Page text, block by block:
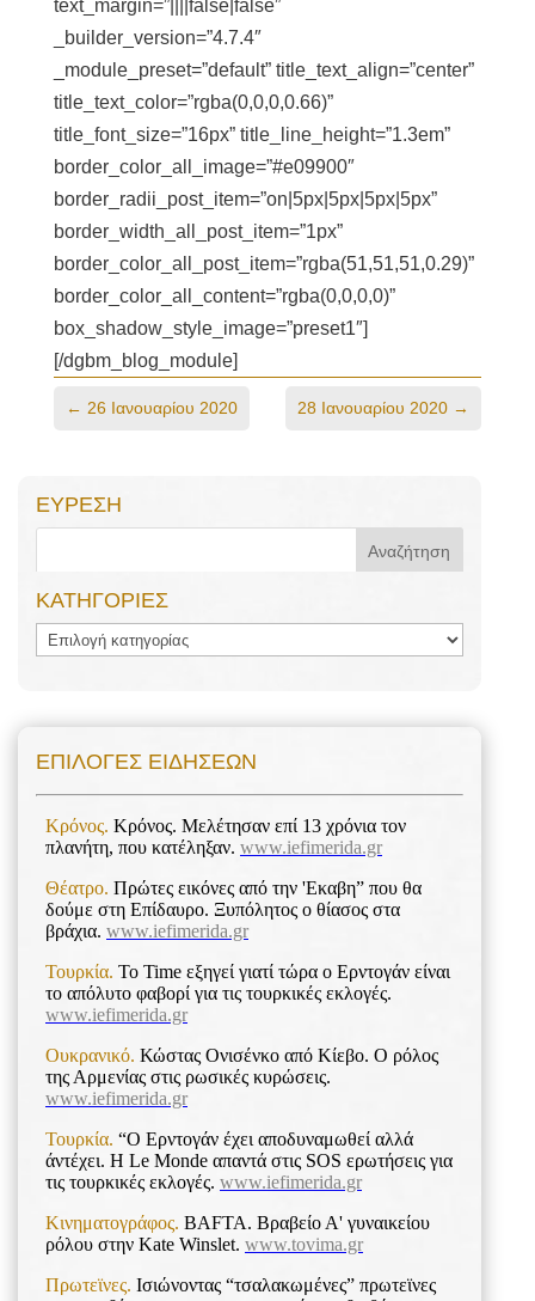
text_margin=”||||false|false”
_builder_version=”4.7.4″
_module_preset=”default” title_text_align=”center”
title_text_color=”rgba(0,0,0,0.66)”
title_font_size=”16px” title_line_height=”1.3em”
border_color_all_image=”#e09900″
border_radii_post_item=”on|5px|5px|5px|5px”
border_width_all_post_item=”1px”
border_color_all_post_item=”rgba(51,51,51,0.29)”
border_color_all_content=”rgba(0,0,0,0)”
box_shadow_style_image=”preset1″]
[/dgbm_blog_module]
← 26 Ιανουαρίου 2020 28 Ιανουαρίου 2020 →
ΕΥΡΕΣΗ
ΚΑΤΗΓΟΡΙΕΣ
ΚΑΤΗΓΟΡΙΕΣ
ΕΠΙΛΟΓΕΣ ΕΙΔΗΣΕΩΝ